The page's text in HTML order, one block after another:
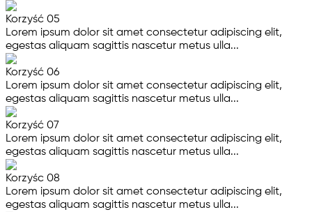
Korzyść 05
Lorem ipsum dolor sit amet consectetur adipiscing elit,
egestas aliquam sagittis nascetur metus ulla...
Korzyść 06
Lorem ipsum dolor sit amet consectetur adipiscing elit,
egestas aliquam sagittis nascetur metus ulla...
Korzyść 07
Lorem ipsum dolor sit amet consectetur adipiscing elit,
egestas aliquam sagittis nascetur metus ulla...
Korzyśc 08
Lorem ipsum dolor sit amet consectetur adipiscing elit,
egestas aliquam sagittis nascetur metus ulla...